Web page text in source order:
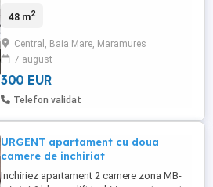
renovat si ultilat . Pret 300 euro , + garantie,
48 m2
Central, Baia Mare, Maramures
7 august
300 EUR
Telefon validat
URGENT apartament cu doua
camere de inchiriat
Inchiriez apartament 2 camere zona MB-